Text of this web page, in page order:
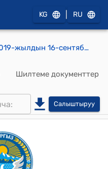
KG RU
КР Өкмөтүнүн 2019-жылдын 16-сентябрындагы № 477 "Террористтик ишти каржылоого жана кылмыштуу кирешелерди легалдаштырууга (адалдоого) каршы аракеттенүү маселелери боюнча Кыргыз Республикасынын Өкмөтүнүн айрым чечимдерине өзгөртүүлөрдү киргизүү жөнүндө" токтому
Шилтеме документтер
Салыштыруу